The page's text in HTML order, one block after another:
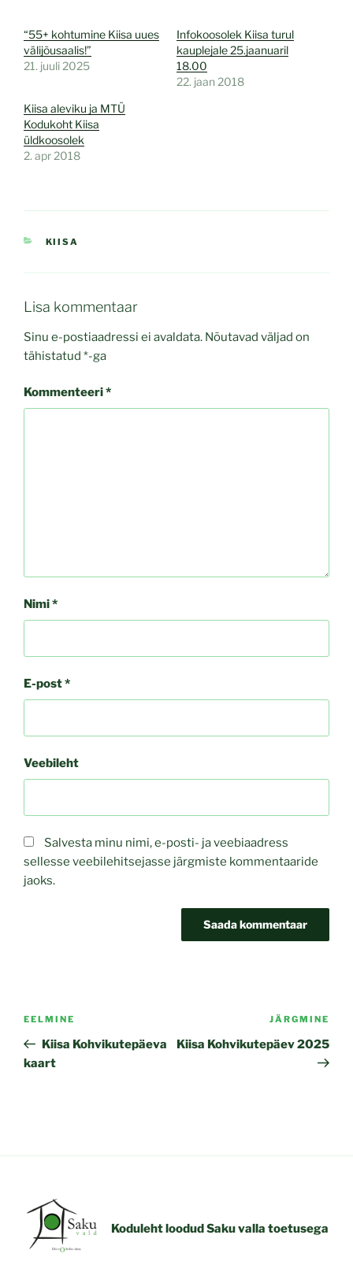
“55+ kohtumine Kiisa uues
välijõusaalis!”
21. juuli 2025
Infokoosolek Kiisa turul
kauplejale 25.jaanuaril
18.00
22. jaan 2018
Kiisa aleviku ja MTÜ
Kodukoht Kiisa
üldkoosolek
2. apr 2018
CATEGORIES
KIISA
Lisa kommentaar
Sinu e-postiaadressi ei avaldata. Nõutavad väljad on
tähistatud *-ga
Kommenteeri*
Nimi*
E-post*
Veebileht
Salvesta minu nimi, e-posti- ja veebiaadress
sellesse veebilehitsejasse järgmiste kommentaaride
jaoks.
Navigeerimine
Previous
Post
EELMINE
Kiisa Kohvikutepäeva
kaart
JÄRGMINE
Kiisa Kohvikutepäev 2025
Koduleht loodud Saku valla toetusega